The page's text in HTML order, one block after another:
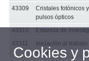
43309
Cristales fotónicos y
pulsos ópticos
43310 Estancia de
43311
Iniciación al trabajo
máster
Cookies y